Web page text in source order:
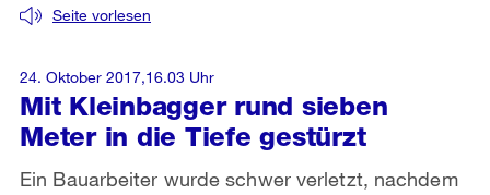
Mit Kleinbagger rund sieben
Meter in die Tiefe gestürzt
Seite vorlesen
Ein Bauarbeiter wurde schwer verletzt, nachdem
24. Oktober 2017,16.03 Uhr